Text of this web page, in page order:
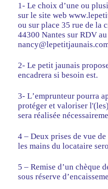
1- Le choix d’une ou
sur le site web
ou sur place 35 rue de la
44300 Nantes sur RDV
2- Le petit jaunais
encadrera si besoin est.
3- L’emprunteur pourra
protéger et valoriser
sera réalisée
4 – Deux prises de vue
les mains du locataire
5 – Remise d’un chèque
sous réserve